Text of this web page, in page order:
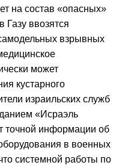
на состав «опасных»
Газу ввозятся
взрывных
может
кустарного
израильских служб
«Исраэль
точной информации об
в военных
системной работы по